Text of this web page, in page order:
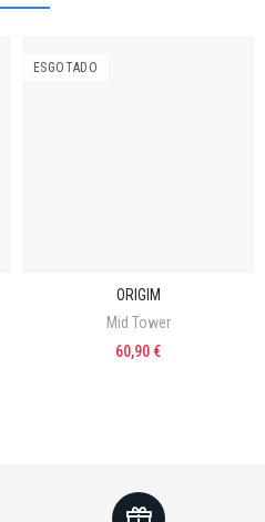
ESGOTADO
ORIGIM
Mid Tower
60,90 €